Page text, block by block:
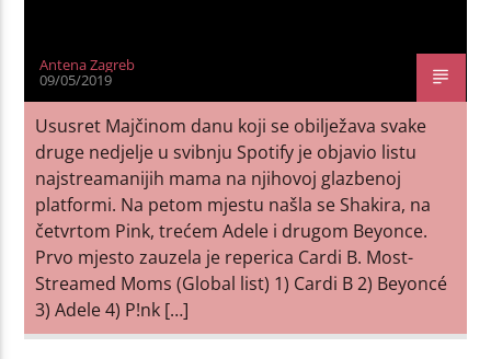
Antena Zagreb
09/05/2019
Ususret Majčinom danu koji se obilježava svake
druge nedjelje u svibnju Spotify je objavio listu
najstreamanijih mama na njihovoj glazbenoj
platformi. Na petom mjestu našla se Shakira, na
četvrtom Pink, trećem Adele i drugom Beyonce.
Prvo mjesto zauzela je reperica Cardi B. Most-
Streamed Moms (Global list) 1) Cardi B 2) Beyoncé
3) Adele 4) P!nk […]